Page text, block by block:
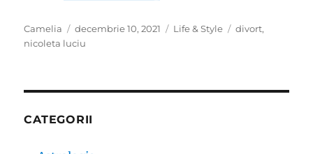
Author
Camelia
Posted
on
decembrie 10, 2021 Categories
Life & Style Tags
divort,
nicoleta luciu
CATEGORII